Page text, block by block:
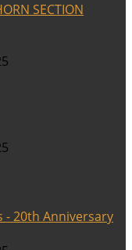
SECTION
- 20th Anniversary